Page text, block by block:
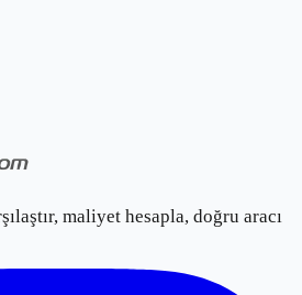
maliyet hesapla, doğru aracı